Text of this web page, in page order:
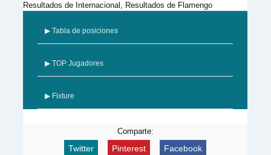
Resultados de Internacional, Resultados de Flamengo
▶ Tabla de posiciones
▶ TOP Jugadores
▶ Fixture
Comparte:
Twitter Pinterest Facebook